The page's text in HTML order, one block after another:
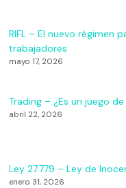
RIFL – El nuevo régimen
trabajadores
mayo 17, 2026
Trading – ¿Es un juego
abril 22, 2026
Ley 27.779 – Ley de
enero 31, 2026